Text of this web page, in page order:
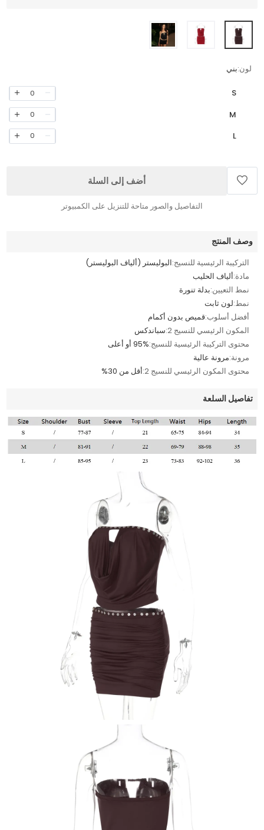
لون:بني
S
0
M
0
L
0
أضف إلى السلة
التفاصيل والصور متاحة للتنزيل على الكمبيوتر
وصف المنتج
التركيبة الرئيسية للنسيج:البوليستر (ألياف البوليستر)
مادة:ألياف الحليب
نمط التعيين:بدلة تنورة
نمط:لون ثابت
أفضل أسلوب:قميص بدون أكمام
المكون الرئيسي للنسيج 2:
سباندكس
محتوى التركيبة الرئيسية للنسيج:95% أو أعلى
مرونة:مرونة عالية
محتوى المكون الرئيسي للنسيج 2:
أقل من 30%
تفاصيل السلعة